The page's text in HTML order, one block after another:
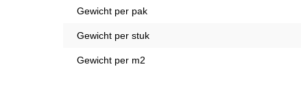
Gewicht per pak
Gewicht per stuk
Gewicht per m2